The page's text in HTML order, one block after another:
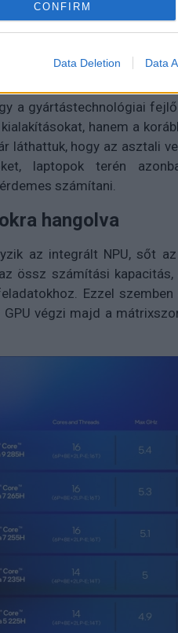
CONFIRM
Data Deletion Data
a gyártástechnológiai
hanem a
láthattuk, hogy az asztali
laptopok terén
számítani.
hangolva
az integrált NPU, sőt
össz számítási kapacitás,
Ezzel
végzi majd a